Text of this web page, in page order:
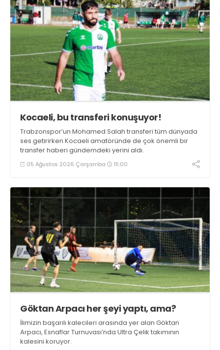
Kocaeli, bu transferi konuşuyor!
Trabzonspor’un Mohamed Salah transferi tüm dünyada
ses getirirken Kocaeli amatöründe de çok önemli bir
transfer haberi gündemdeki yerini aldı.
05 Ağustos 2026 Çarşamba 15:00
Göktan Arpacı her şeyi yaptı, ama?
İlimizin başarılı kalecileri arasında yer alan Göktan
Arpacı, Esnaflar Turnuvası’nda Ultra Çelik takımının
kalesini koruyor.